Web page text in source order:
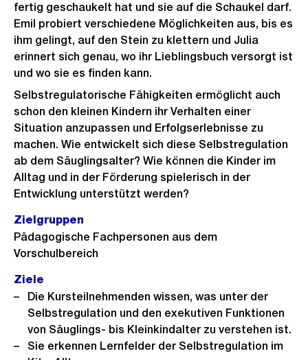
fertig geschaukelt hat und sie auf die Schaukel darf.
Emil probiert verschiedene Möglichkeiten aus, bis es
ihm gelingt, auf den Stein zu klettern und Julia
erinnert sich genau, wo ihr Lieblingsbuch versorgt ist
und wo sie es finden kann.
Selbstregulatorische Fähigkeiten ermöglicht auch
schon den kleinen Kindern ihr Verhalten einer
Situation anzupassen und Erfolgserlebnisse zu
machen. Wie entwickelt sich diese Selbstregulation
ab dem Säuglingsalter? Wie können die Kinder im
Alltag und in der Förderung spielerisch in der
Entwicklung unterstützt werden?
Zielgruppen
Pädagogische Fachpersonen aus dem
Vorschulbereich
Ziele
Die Kursteilnehmenden wissen, was unter der
Selbstregulation und den exekutiven Funktionen
von Säuglings- bis Kleinkindalter zu verstehen ist.
Sie erkennen Lernfelder der Selbstregulation im